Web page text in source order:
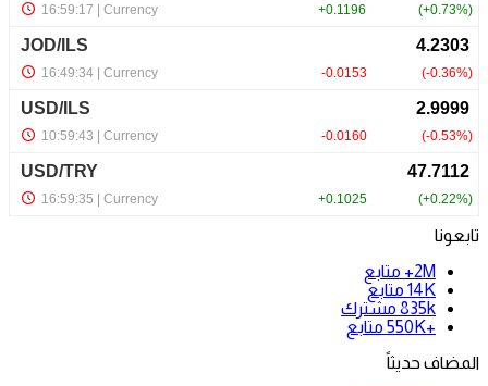
تابعونا
2M+
متابع
14K متابع
835k مشترك
+550K
متابع
المضاف حديثاً